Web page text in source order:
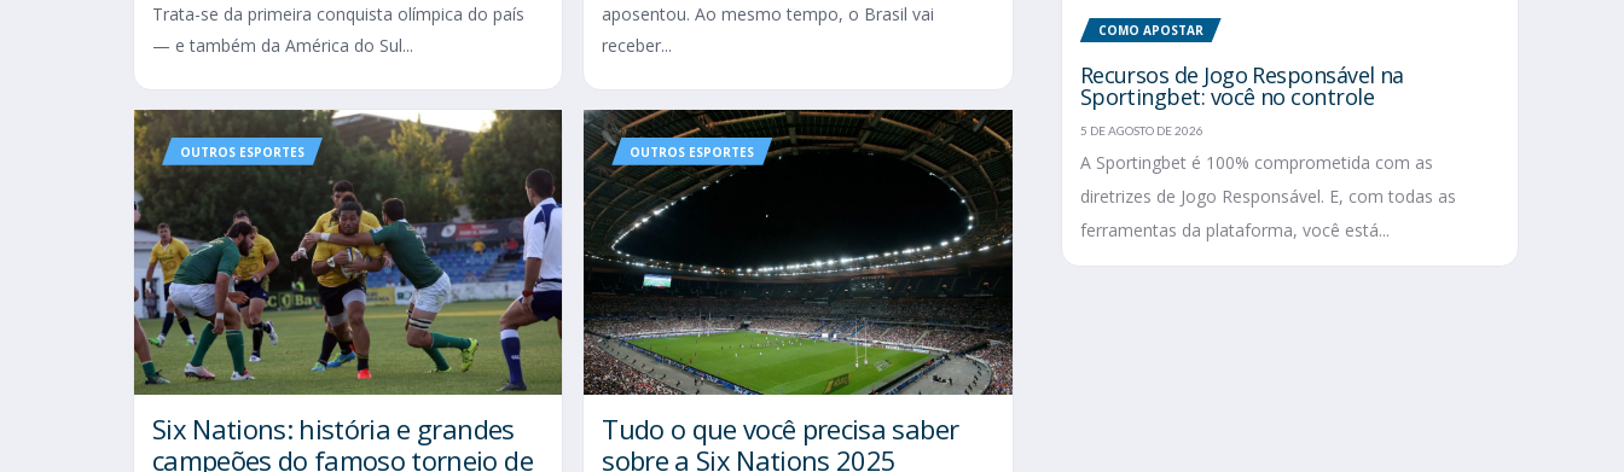
Trata-se da primeira conquista olímpica do país
— e também da América do Sul...
aposentou. Ao mesmo tempo, o Brasil vai
receber...
OUTROS ESPORTES
Six Nations​: história e grandes
campeões do famoso torneio de
OUTROS ESPORTES
Tudo o que você precisa saber
sobre a Six Nations 2025​
COMO APOSTAR
Recursos de Jogo Responsável na
Sportingbet: você no controle
5 DE AGOSTO DE 2026
A Sportingbet é 100% comprometida com as
diretrizes de Jogo Responsável. E, com todas as
ferramentas da plataforma, você está...